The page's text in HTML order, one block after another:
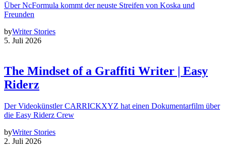
Über NcFormula kommt der neuste Streifen von Koska und
Freunden
byWriter Stories
5. Juli 2026
The Mindset of a Graffiti Writer | Easy
Riderz
Der Videokünstler CARRICKXYZ hat einen Dokumentarfilm über
die Easy Riderz Crew
byWriter Stories
2. Juli 2026